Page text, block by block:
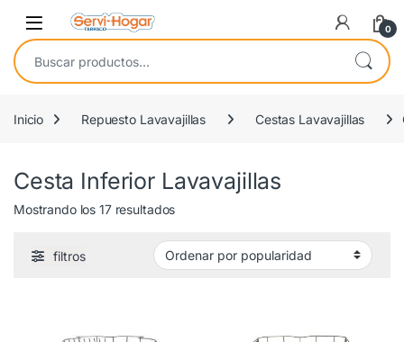
Saltar a navegación
saltar al contenido
Open 0
Buscar por:
Inicio Repuesto Lavavajillas Cestas Lavavajillas
Cesta Inferior Lavavajillas
Mostrando los 17 resultadosOrdenado por popularidad
filtros